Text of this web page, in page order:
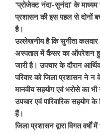
‘प्रोजेक्ट नंदा-सुनंदा’ के
प्रशासन की इस पहल से दोनों
है।
उल्लेखनीय है कि सुनीता
अस्पताल में कैंसर का ऑपरेशन
जारी है। उपचार के दौरान
परिवार को जिला प्रशासन ने न
मानवीय सहयोग एवं भरोसे का
उपचार एवं पारिवारिक सहयोग
हैं।
जिला प्रशासन द्वारा विगत